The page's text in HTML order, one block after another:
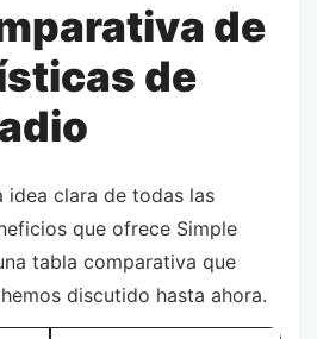
de
de
idea clara de todas las
que ofrece Simple
tabla comparativa que
discutido hasta ahora.